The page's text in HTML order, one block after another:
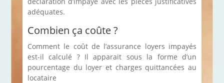
adéquates.
Combien ça coûte ?
Comment le coût de l’assurance loyers impayés
est-il calculé ? Il apparait sous la forme d’un
pourcentage du loyer et charges quittancées au
locataire